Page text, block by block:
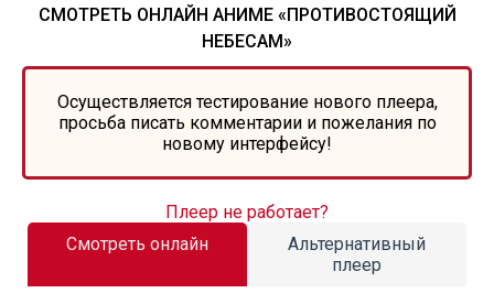
СМОТРЕТЬ ОНЛАЙН АНИМЕ «ПРОТИВОСТОЯЩИЙ
НЕБЕСАМ»
Осуществляется тестирование нового плеера,
просьба писать комментарии и пожелания по
новому интерфейсу!
Смотреть онлайн
Альтернативный
плеер
Плеер не работает?